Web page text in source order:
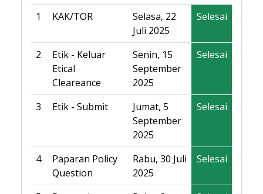
1
KAK/TOR
Selasa, 22
Juli 2025
Selesai
2
Etik - Keluar
Etical
Cleareance
Senin, 15
September
2025
Selesai
3 Etik - Submit
Jumat, 5
September
2025
Selesai
4
Paparan Policy
Question
Rabu, 30 Juli
2025
Selesai